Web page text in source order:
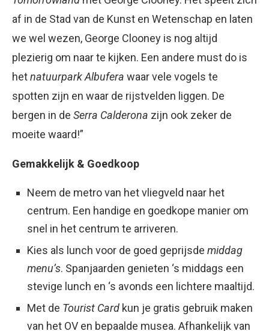
af in de Stad van de Kunst en Wetenschap en laten
we wel wezen, George Clooney is nog altijd
plezierig om naar te kijken. Een andere must do is
hetnatuurpark Albufera waar vele vogels te
spotten zijn en waar de rijstvelden liggen. De
bergen in de Serra Calderona zijn ook zeker de
moeite waard!”
Gemakkelijk & Goedkoop
Neem de metro van het vliegveld naar het
centrum. Een handige en goedkope manier om
snel in het centrum te arriveren.
Kies als lunch voor de goed geprijsde middag
menu’s. Spanjaarden genieten ‘s middags een
stevige lunch en ‘s avonds een lichtere maaltijd.
Met de Tourist Card kun je gratis gebruik maken
van het OV en bepaalde musea. Afhankelijk van